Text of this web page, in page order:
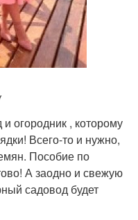
огородник , которому
Всего-то и нужно,
Пособие по
А заодно и свежую
садовод будет